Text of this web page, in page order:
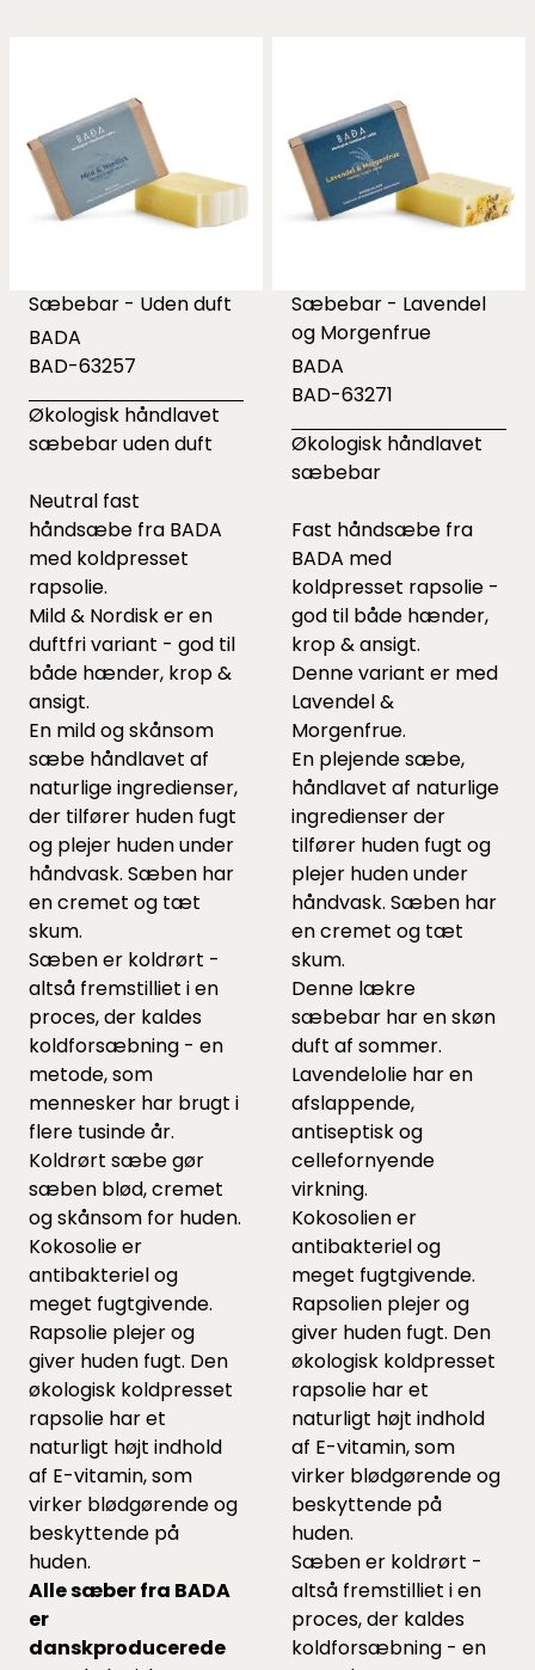
Sæbebar - Uden duft
BADA
BAD-63257
Økologisk håndlavet
sæbebar uden duft
Neutral fast
håndsæbe fra BADA
med koldpresset
rapsolie.
Mild & Nordisk er en
duftfri variant - god til
både hænder, krop &
ansigt.
En mild og skånsom
sæbe håndlavet af
naturlige ingredienser,
der tilfører huden fugt
og plejer huden under
håndvask. Sæben har
en cremet og tæt
skum.
Sæben er koldrørt -
altså fremstilliet i en
proces, der kaldes
koldforsæbning - en
metode, som
mennesker har brugt i
flere tusinde år.
Koldrørt sæbe gør
sæben blød, cremet
og skånsom for huden.
Kokosolie er
antibakteriel og
meget fugtgivende.
Rapsolie plejer og
giver huden fugt. Den
økologisk koldpresset
rapsolie har et
naturligt højt indhold
af E-vitamin, som
virker blødgørende og
beskyttende på
huden.
Alle sæber fra BADA
er
danskproducerede
Sæbebar - Lavendel
og Morgenfrue
BADA
BAD-63271
Økologisk håndlavet
sæbebar
Fast håndsæbe fra
BADA med
koldpresset rapsolie -
god til både hænder,
krop & ansigt.
Denne variant er med
Lavendel &
Morgenfrue.
En plejende sæbe,
håndlavet af naturlige
ingredienser der
tilfører huden fugt og
plejer huden under
håndvask. Sæben har
en cremet og tæt
skum.
Denne lækre
sæbebar har en skøn
duft af sommer.
Lavendelolie har en
afslappende,
antiseptisk og
cellefornyende
virkning.
Kokosolien er
antibakteriel og
meget fugtgivende.
Rapsolien plejer og
giver huden fugt. Den
økologisk koldpresset
rapsolie har et
naturligt højt indhold
af E-vitamin, som
virker blødgørende og
beskyttende på
huden.
Sæben er koldrørt -
altså fremstilliet i en
proces, der kaldes
koldforsæbning - en